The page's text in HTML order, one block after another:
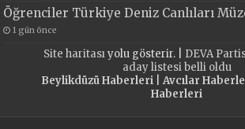
Öğrenciler Türkiye Deniz Canlıları
1 gün önce
Site haritasıyolu gösterir. | DEVA
aday listesi belli oldu
Beylikdüzü Haberleri| Avcılar
Haberleri